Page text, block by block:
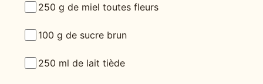
250 g de miel toutes fleurs
100 g de sucre brun
250 ml de lait tiède